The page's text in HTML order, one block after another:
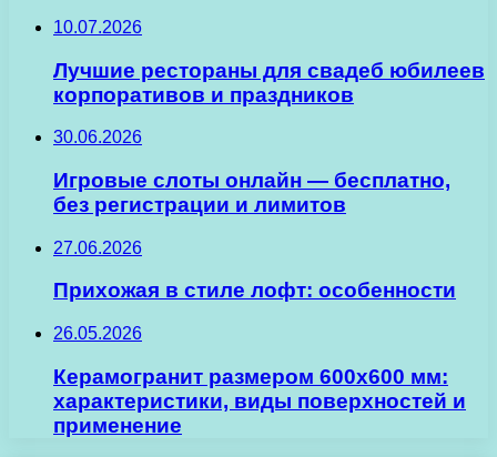
10.07.2026
Лучшие рестораны для свадеб юбилеев
корпоративов и праздников
30.06.2026
Игровые слоты онлайн — бесплатно,
без регистрации и лимитов
27.06.2026
Прихожая в стиле лофт: особенности
26.05.2026
Керамогранит размером 600х600 мм:
характеристики, виды поверхностей и
применение